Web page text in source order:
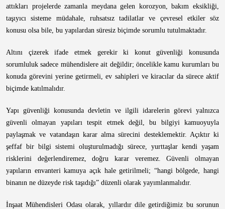
attıkları projelerde zamanla meydana gelen korozyon, bakım eksikliği,
taşıyıcı sisteme müdahale, ruhsatsız tadilatlar ve çevresel etkiler söz
konusu olsa bile, bu yapılardan süresiz biçimde sorumlu tutulmaktadır.
Altını çizerek ifade etmek gerekir ki konut güvenliği konusunda
sorumluluk sadece mühendislere ait değildir; öncelikle kamu kurumları bu
konuda görevini yerine getirmeli, ev sahipleri ve kiracılar da sürece aktif
biçimde katılmalıdır.
Yapı güvenliği konusunda devletin ve ilgili idarelerin görevi yalnızca
güvenli olmayan yapıları tespit etmek değil, bu bilgiyi kamuoyuyla
paylaşmak ve vatandaşın karar alma sürecini desteklemektir. Açıktır ki
şeffaf bir bilgi sistemi oluşturulmadığı sürece, yurttaşlar kendi yaşam
risklerini değerlendiremez, doğru karar veremez. Güvenli olmayan
yapıların envanteri kamuya açık hale getirilmeli; “hangi bölgede, hangi
binanın ne düzeyde risk taşıdığı” düzenli olarak yayımlanmalıdır.
İnşaat Mühendisleri Odası olarak, yıllardır dile getirdiğimiz bu sorunun